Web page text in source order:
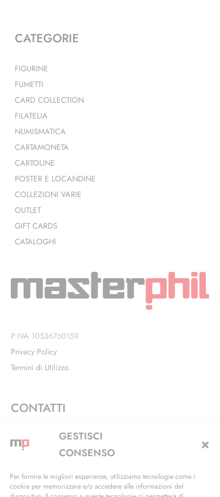
GESTISCI
CONSENSO
Per fornire le migliori esperienze, utilizziamo tecnologie come i
cookie per memorizzare e/o accedere alle informazioni del
CATEGORIE
FIGURINE
FUMETTI
CARD COLLECTION
FILATELIA
NUMISMATICA
CARTAMONETA
CARTOLINE
POSTER E LOCANDINE
COLLEZIONI VARIE
OUTLET
GIFT CARDS
CATALOGHI
P.IVA 10536760159
Privacy Policy
Termini di Utilizzo
CONTATTI
Via Alfieri, 27 - Trezzano Sul Naviglio (MI)
+39 02 4846 3155
info@masterphil.it